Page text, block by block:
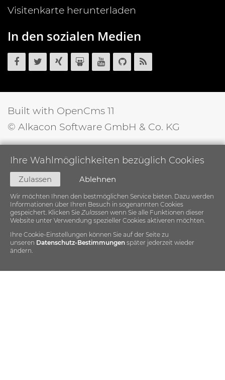
Visitenkarte herunterladen
In den sozialen Medien
OpenCms
auf
OpenCms
auf
OpenCms
auf
OpenCms
auf
OpenCms
auf
OpenCms
Quellcode
GitHub
RSS
Feed
Built with OpenCms 11
© Alkacon Software GmbH & Co. KG
Ihre Wahlmöglichkeiten bezüglich Cookies
Ablehnen
Zulassen
Wir möchten Ihnen den bestmöglichen Service bieten. Dazu werden
Informationen über Ihren Besuch in sogenannten Cookies
gespeichert. Klicken Sie Zulassen wenn Sie alle Funktionen dieser
Website unter Verwendung spezieller Cookies aktiveren möchten.
Ihre Cookie-Einstellungen können Sie auf der Seite zu
unseren Datenschutz-Bestimmungen später jederzeit wieder
ändern.